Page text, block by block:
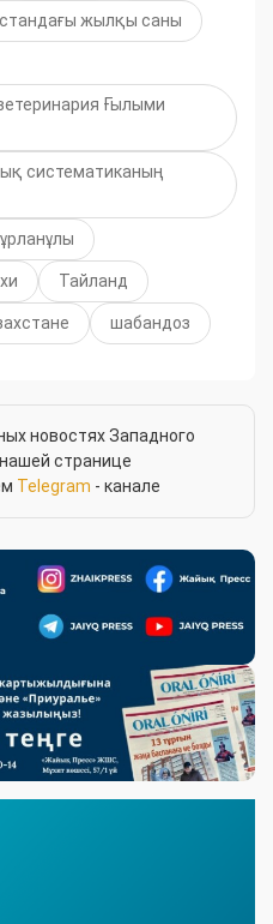
жылқы саны
Ғылыми
систематиканың
Тайланд
шабандоз
новостях Западного
странице
Telegram - канале